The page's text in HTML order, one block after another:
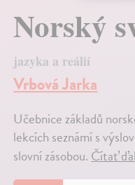
Norský
jazyka a reálií
Vrbová Jarka
Učebnice základů
lekcích seznámí s
slovní zásobou. Čítať